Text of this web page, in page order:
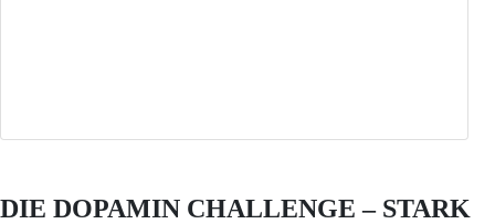
DIE DOPAMIN CHALLENGE – STARK